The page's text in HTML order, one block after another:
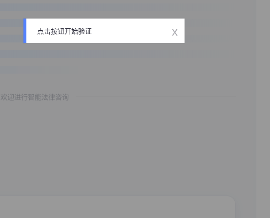
欢迎进行智能法律咨询
点击按钮开始验证 x